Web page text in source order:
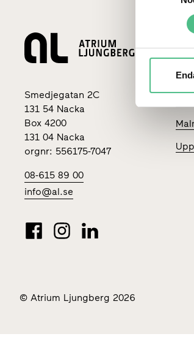
Smedjegatan 2C
131 54 Nacka
Box 4200
131 04 Nacka
orgnr: 556175-7047
08-615 89 00
info@al.se
© Atrium Ljungberg 2026